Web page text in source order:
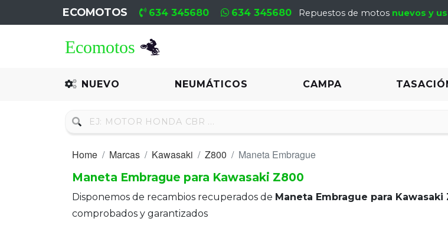
ECOMOTOS 634 345680 634 345680 Repuestos de motos nuevos y
NUEVO NEUMÁTICOS CAMPA
Recambio
Neumáticos
Motores
Home Marcas Kawasaki Z800
Maneta Embrague
Maneta Embrague para Kawasaki Z800
Disponemos de recambios recuperados de Maneta Embrague para Kawasaki
comprobados y garantizados